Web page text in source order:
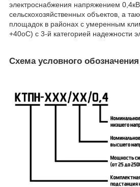
электроснабжения напряжением 0,4кВ
сельскохозяйственных объектов, а
площадок в районах с умеренным
+40oС) с 3-й категорией надежности
Схема условного